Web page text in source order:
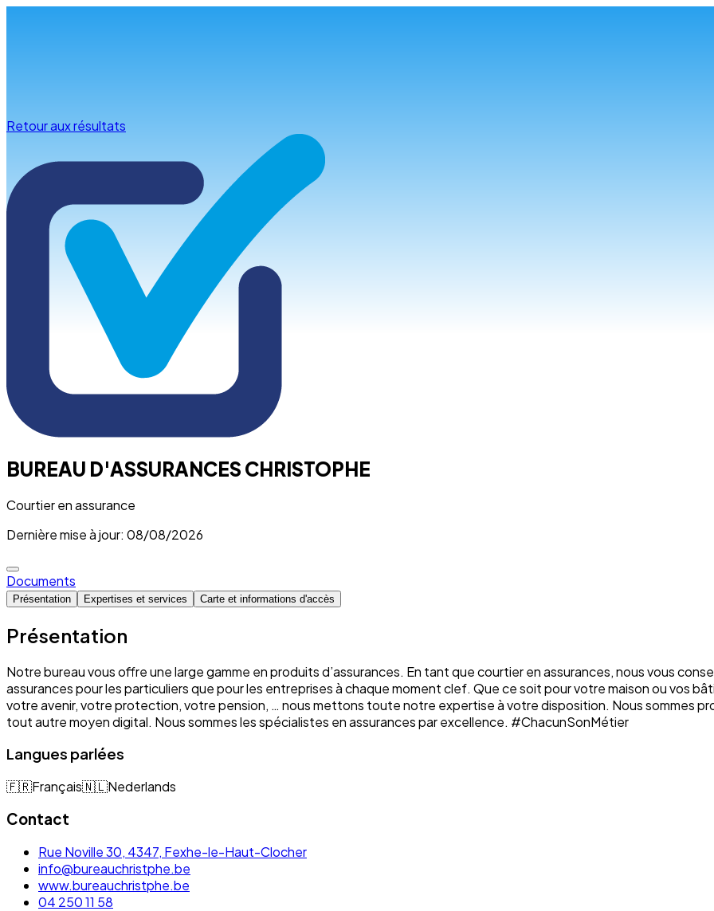
Retour aux résultats
BUREAU D'ASSURANCES CHRISTOPHE
Courtier en assurance
Dernière mise à jour: 08/08/2026
Documents
Présentation Expertises et services Carte et informations d'accès
Présentation
Notre bureau vous offre une large gamme en produits d’assurances. En tant que courtier en assurances, nous vous
assurances pour les particuliers que pour les entreprises à chaque moment clef. Que ce soit pour votre maison ou vos
votre avenir, votre protection, votre pension, … nous mettons toute notre expertise à votre disposition. Nous sommes
tout autre moyen digital. Nous sommes les spécialistes en assurances par excellence. #ChacunSonMétier
Langues parlées
🇫🇷Français🇳🇱Nederlands
Contact
Rue Noville 30, 4347, Fexhe-le-Haut-Clocher
info@bureauchristphe.be
www.bureauchristphe.be
04 250 11 58